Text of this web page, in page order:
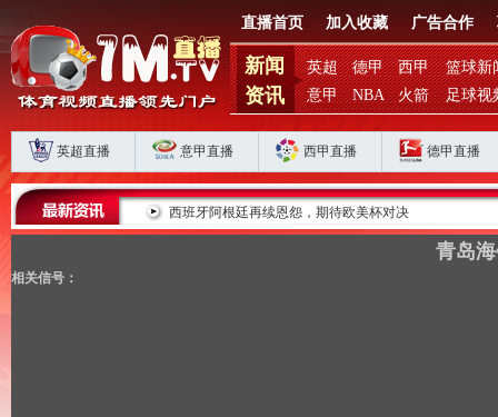
直播首页 加入收藏 广告合作
新闻
资讯
英超 德甲 西甲
篮球新
意甲
NBA 火箭 足球视
英超直播 意甲直播 西甲直播 德甲直播
？ 西班牙阿根廷再续恩怨，期待欧美杯对决
青岛
相关信号：